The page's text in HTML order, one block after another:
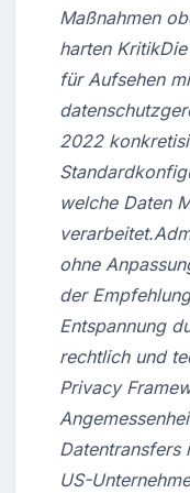
Maßnahmen
harten
für Aufsehen
2022
welche Daten
ohne
der
Entspannung
rechtlich und
Privacy
Datentransfers
US-